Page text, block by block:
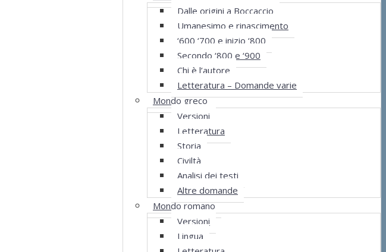
Dalle origini a Boccaccio
Umanesimo e rinascimento
‘600 ‘700 e inizio ‘800
Secondo ‘800 e ‘900
Chi è l’autore
Letteratura – Domande varie
Mondo greco
Versioni
Letteratura
Storia
Civiltà
Analisi dei testi
Altre domande
Mondo romano
Versioni
Lingua